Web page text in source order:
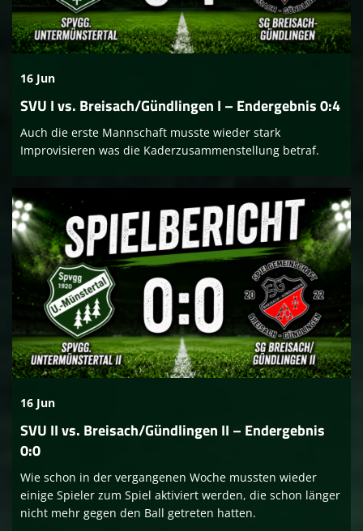
16 Jun
SVU I vs. Breisach/Gündlingen I – Endergebnis 0:4
Auch die erste Mannschaft musste wieder stark
Improvisieren was die Kaderzusammenstellung betraf.
16 Jun
SVU II vs. Breisach/Gündlingen II – Endergebnis
0:0
Wie schon in der vergangenen Woche mussten wieder
einige Spieler zum Spiel aktiviert werden, die schon länger
nicht mehr gegen den Ball getreten hatten.